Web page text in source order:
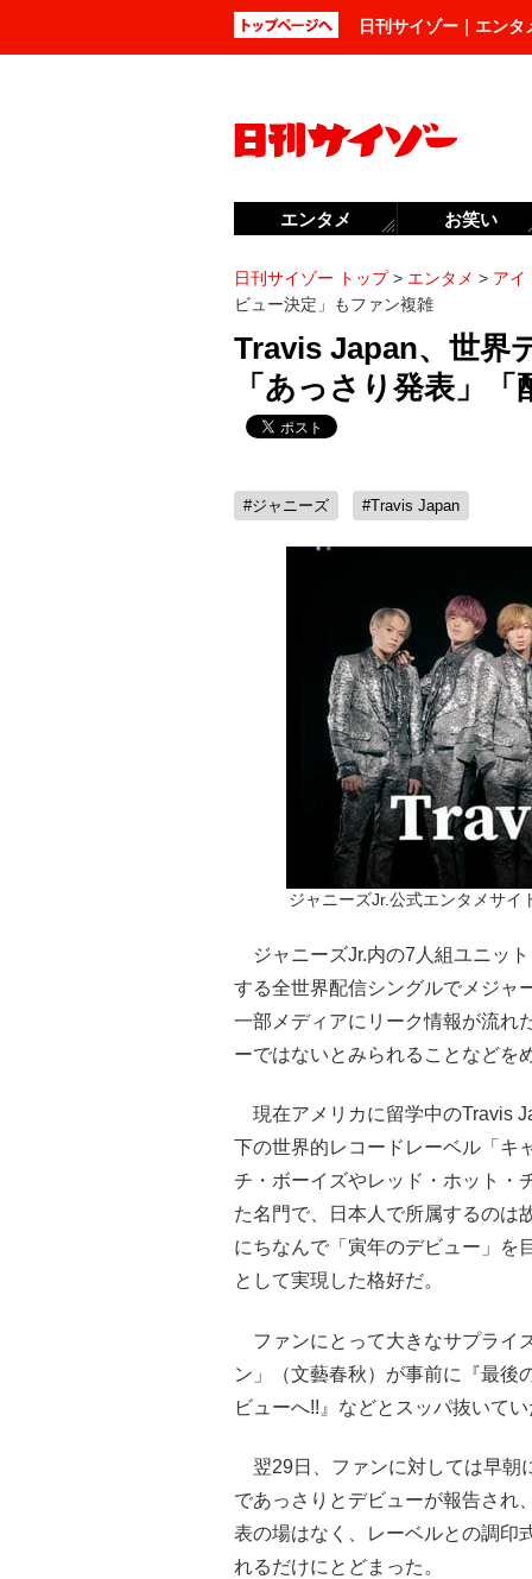
日刊サイゾー｜エン
日刊サイゾー トップ> エンタメ > アイ
ビュー決定」もファン複雑
Travis Japan、世界
「あっさり発表」
#ジャニーズ #Travis Japan
ジャニーズJr.公式エンタメサイ
ジャニーズJr.内の7人組ユニッ
する全世界配信シングルでメジャ
一部メディアにリーク情報が流れ
ーではないとみられることなどを
現在アメリカに留学中のTravis
下の世界的レコードレーベル「キ
チ・ボーイズやレッド・ホット・
た名門で、日本人で所属するのは
にちなんで「寅年のデビュー」を
として実現した格好だ。
ファンにとって大きなサプライ
ン」（文藝春秋）が事前に『最後
ビューへ!!』などとスッパ抜いて
翌29日、ファンに対しては早朝
であっさりとデビューが報告され
表の場はなく、レーベルとの調印
れるだけにとどまった。
エンタメ お笑い